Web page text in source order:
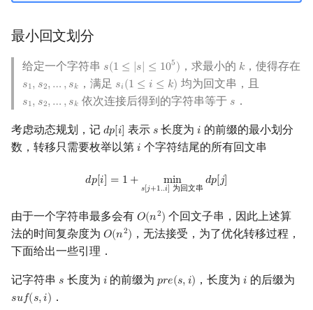
最小回文划分
给定一个字符串 𝑠(1 ≤ |𝑠| ≤ 105)
s(1≤ |s ≤ 105 ) ，求最小的 𝑘
k ，使得存在
𝑠1, 𝑠2, … , 𝑠𝑘
s1, s2,…,s k ，满足 𝑠𝑖(1 ≤ 𝑖 ≤ 𝑘)
si(1≤ i≤ k 均为回文串，且
𝑠1, 𝑠2, … , 𝑠𝑘
s1, s2,…,s k 依次连接后得到的字符串等于 𝑠
s ．
考虑动态规划，记 𝑑𝑝[𝑖]
dp [i 表示 𝑠
s 长度为𝑖
i 的前缀的最小划分
数，转移只需要枚举以第 𝑖
i 个字符结尾的所有回文串
𝑑𝑝[𝑖] = 1 + min
𝑠[𝑗+1..𝑖] 为回文串 𝑑𝑝[𝑗]
p[i]=1 +min s i]为回文串dp
由于一个字符串最多会有 𝑂(𝑛2)
O(n2) 个回文子串，因此上述算
法的时间复杂度为 𝑂(𝑛2)
O(n2) ，无法接受，为了优化转移过程，
下面给出一些引理．
记字符串 𝑠
s 长度为 𝑖
i 的前缀为𝑝𝑟𝑒(𝑠,𝑖)
pre(s, i) ，长度为𝑖
i 的后缀为
𝑠𝑢𝑓(𝑠,𝑖)
suf(s,i) ．